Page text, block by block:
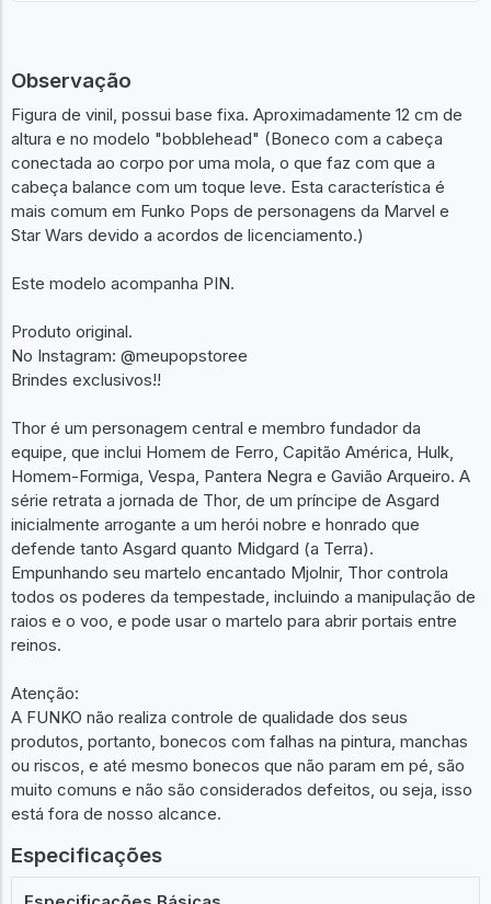
Observação
Figura de vinil, possui base fixa. Aproximadamente 12 cm de
altura e no modelo "bobblehead" (Boneco com a cabeça
conectada ao corpo por uma mola, o que faz com que a
cabeça balance com um toque leve. Esta característica é
mais comum em Funko Pops de personagens da Marvel e
Star Wars devido a acordos de licenciamento.)
Este modelo acompanha PIN.
Produto original.
No Instagram: @meupopstoree
Brindes exclusivos!!
Thor é um personagem central e membro fundador da
equipe, que inclui Homem de Ferro, Capitão América, Hulk,
Homem-Formiga, Vespa, Pantera Negra e Gavião Arqueiro. A
série retrata a jornada de Thor, de um príncipe de Asgard
inicialmente arrogante a um herói nobre e honrado que
defende tanto Asgard quanto Midgard (a Terra).
Empunhando seu martelo encantado Mjolnir, Thor controla
todos os poderes da tempestade, incluindo a manipulação de
raios e o voo, e pode usar o martelo para abrir portais entre
reinos.
Atenção:
A FUNKO não realiza controle de qualidade dos seus
produtos, portanto, bonecos com falhas na pintura, manchas
ou riscos, e até mesmo bonecos que não param em pé, são
muito comuns e não são considerados defeitos, ou seja, isso
está fora de nosso alcance.
Especificações